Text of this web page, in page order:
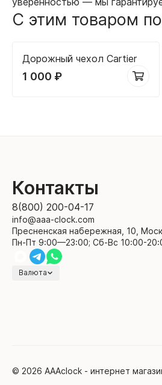
С этим товаром
Дорожный чехол Cartier
1 000 ₽
Контакты
8(800) 200-04-17
info@aaa-clock.com
Пресненская набережная, 10,
Пн-Пт 9:00—23:00; Сб-Вс 10:00-
Валюта
© 2026 AAAclock - интернет